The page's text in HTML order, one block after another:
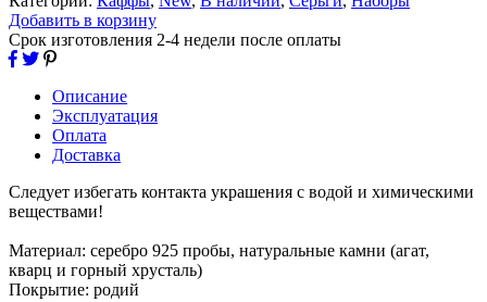
Добавить в корзину
Срок изготовления 2-4 недели после оплаты
Описание
Эксплуатация
Оплата
Доставка
Следует избегать контакта украшения с водой и химическими
веществами!
Материал: серебро 925 пробы, натуральные камни (агат,
кварц и горный хрусталь)
Покрытие: родий